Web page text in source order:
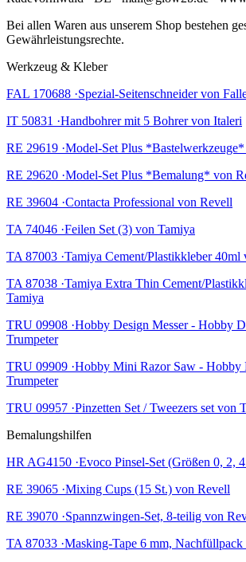
Bei allen Waren aus unserem Shop bestehen
Gewährleistungsrechte.
Werkzeug & Kleber
FAL 170688 ·Spezial-Seitenschneider von
IT 50831 ·Handbohrer mit 5 Bohrer von Italeri
RE 29619 ·Model-Set Plus
RE 29620 ·Model-Set Plus *Bemalung* von
RE 39604 ·Contacta Professional von Revell
TA 74046 ·Feilen Set (3) von Tamiya
TA 87003 ·Tamiya Cement/Plastikkleber 40ml
TA 87038 ·Tamiya Extra Thin Cement/
Tamiya
TRU 09908 ·Hobby Design Messer - Hobby
Trumpeter
TRU 09909 ·Hobby Mini Razor Saw - Hobby
Trumpeter
TRU 09957 ·Pinzetten Set / Tweezers set von
Bemalungshilfen
HR AG4150 ·Evoco Pinsel-Set (Größen 0, 2,
RE 39065 ·Mixing Cups (15 St.) von Revell
RE 39070 ·Spannzwingen-Set, 8-teilig von
TA 87033 ·Masking-Tape 6 mm, Nachfüllpack